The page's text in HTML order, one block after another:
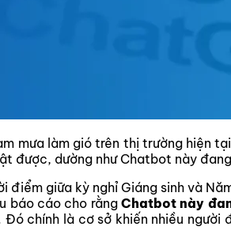
mưa làm gió trên thị trường hiện
được, dường như Chatbot này
giữa kỳ nghỉ Giáng sinh và
báo cáo cho rằng Chatbot này
chính là cơ sở khiến nhiều